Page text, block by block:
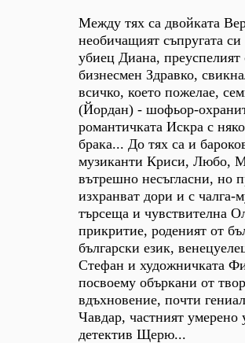
Между тях са двойката
необичащият съпругата
убиец Диана, преуспелият
бизнесмен Здравко,
всичко, което пожелае,
(Йордан) - шофьор-
романтичката Искра с
брака... До тях са и
музиканти Криси, Любо,
вътрешно несъгласни, но
изхранват дори и с чалга-
търсеща и чувствителна
прикритие, роденият от
български език,
Стефан и художничката
посвоему объркани от
вдъхновение, почти
Чавдар, частният
детектив Щерю...